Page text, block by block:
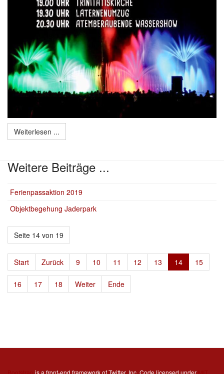
Weiterlesen ...
Weitere Beiträge ...
Ferienpassaktion 2019
Objektbegehung Jaderpark
Seite 14 von 19
Start Zurück 9 10 11 12 13 14 15
16 17 18 Weiter Ende
is a front-end framework of Twitter, Inc. Code licensed under